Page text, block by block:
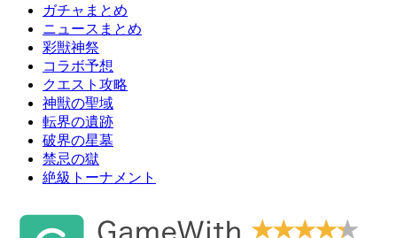
ガチャまとめ
ニュースまとめ
彩獣神祭
コラボ予想
クエスト攻略
神獣の聖域
転界の遺跡
破界の星墓
禁忌の獄
絶級トーナメント